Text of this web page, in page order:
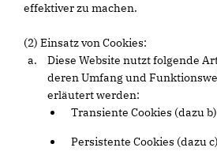
effektiver zu machen.
(2) Einsatz von Cookies:
Diese Website nutzt folgende
deren Umfang und
erläutert werden:
Transiente Cookies (dazu b)
Persistente Cookies (dazu